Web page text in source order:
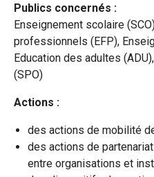
Publics concernés :
Enseignement scolaire
professionnels (EFP),
Education des adultes
(SPO)
Actions :
des actions de mobilité
des actions de
entre organisations et